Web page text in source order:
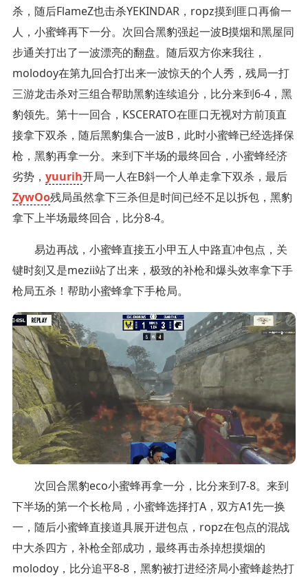
杀，随后FlameZ也击杀YEKINDAR，ropz摸到匪口再偷一
人，小蜜蜂再下一分。次回合黑豹强起一波B摸烟和黑屋同
步通关打出了一波漂亮的翻盘。随后双方你来我往，
molodoy在第九回合打出来一波惊天的个人秀，残局一打
三游龙击杀对三组合帮助黑豹连续追分，比分来到6-4，黑
豹领先。第十一回合，KSCERATO在匪口无视对方前顶直
接拿下双杀，随后黑豹集合一波B，此时小蜜蜂已经选择保
枪，黑豹再拿一分。来到下半场的最终回合，小蜜蜂经济
劣势， yuurih开局一人在B斜一个人单走拿下双杀，最后
ZywOo残局虽然拿下三杀但是时间已经不足以拆包，黑豹
拿下上半场最终回合，比分8-4。
易边再战，小蜜蜂直接五小甲五人中路直冲包点，关
键时刻又是mezii站了出来，极致的补枪和爆头效率拿下手
枪局五杀！帮助小蜜蜂拿下手枪局。
次回合黑豹eco小蜜蜂再拿一分，比分来到7-8。来到
下半场的第一个长枪局，小蜜蜂选择打A，双方A1先一换
一，随后小蜜蜂直接道具展开进包点，ropz在包点的混战
中大杀四方，补枪全部成功，最终再击杀掉想摸烟的
molodoy，比分追平8-8，黑豹被打进经济局小蜜蜂趁热打